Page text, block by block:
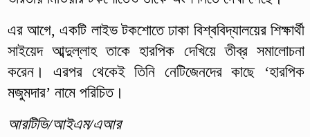
এর আগে, একটি লাইভ টকশোতে ঢাকা বিশ্ববিদ্যালয়ের শিক্ষার্থী
সাইয়েদ আব্দুল্লাহ তাকে হারপিক দেখিয়ে তীব্র সমালোচনা
করেন। এরপর থেকেই তিনি নেটিজেনদের কাছে ‘হারপিক
মজুমদার’ নামে পরিচিত।
আরটিভি/আইএম/এআর